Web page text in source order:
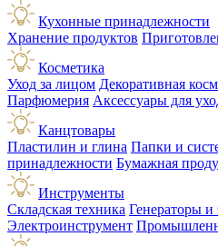
Кухонные принадлежности
Хранение продуктов
Косметика
Уход за лицом Декоративная
Парфюмерия Аксессуары для
Канцтовары
Пластилин и глина Папки и
принадлежности Бумажная
Инструменты
Складская техника Генераторы и
Электроинструмент